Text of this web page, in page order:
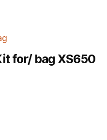
for/ bag XS650